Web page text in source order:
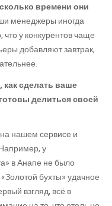
времени они
менеджеры иногда
у конкурентов чаще
добавляют завтрак,
сделать ваше
делиться своей
нашем сервисе и
у
в Анапе не было
бухты» удачное
взгляд, всё в